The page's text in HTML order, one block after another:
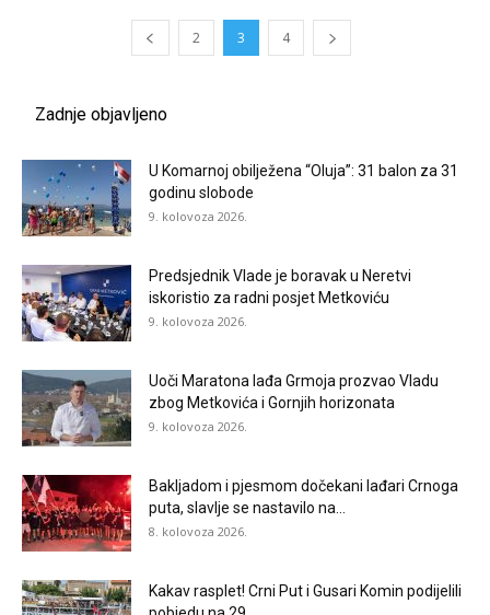
2 3 4
Zadnje objavljeno
U Komarnoj obilježena “Oluja”: 31 balon za 31
godinu slobode
9. kolovoza 2026.
Predsjednik Vlade je boravak u Neretvi
iskoristio za radni posjet Metkoviću
9. kolovoza 2026.
Uoči Maratona lađa Grmoja prozvao Vladu
zbog Metkovića i Gornjih horizonata
9. kolovoza 2026.
Bakljadom i pjesmom dočekani lađari Crnoga
puta, slavlje se nastavilo na...
8. kolovoza 2026.
Kakav rasplet! Crni Put i Gusari Komin podijelili